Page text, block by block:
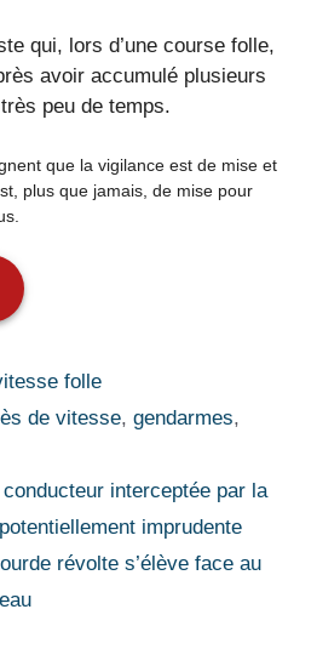
qui, lors d’une course folle,
avoir accumulé plusieurs
peu de temps.
que la vigilance est de mise et
plus que jamais, de mise pour
folle
de vitesse,gendarmes,
interceptée par la
imprudente
révolte s’élève face au